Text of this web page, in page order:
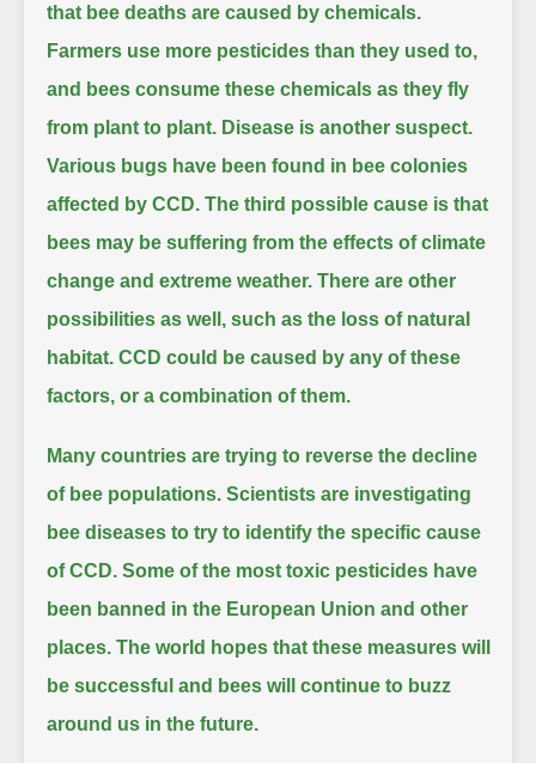
that bee deaths are caused by chemicals.
Farmers use more pesticides than they used to,
and bees consume these chemicals as they fly
from plant to plant. Disease is another suspect.
Various bugs have been found in bee colonies
affected by CCD. The third possible cause is that
bees may be suffering from the effects of climate
change and extreme weather. There are other
possibilities as well, such as the loss of natural
habitat. CCD could be caused by any of these
factors, or a combination of them.
Many countries are trying to reverse the decline
of bee populations. Scientists are investigating
bee diseases to try to identify the specific cause
of CCD. Some of the most toxic pesticides have
been banned in the European Union and other
places. The world hopes that these measures will
be successful and bees will continue to buzz
around us in the future.